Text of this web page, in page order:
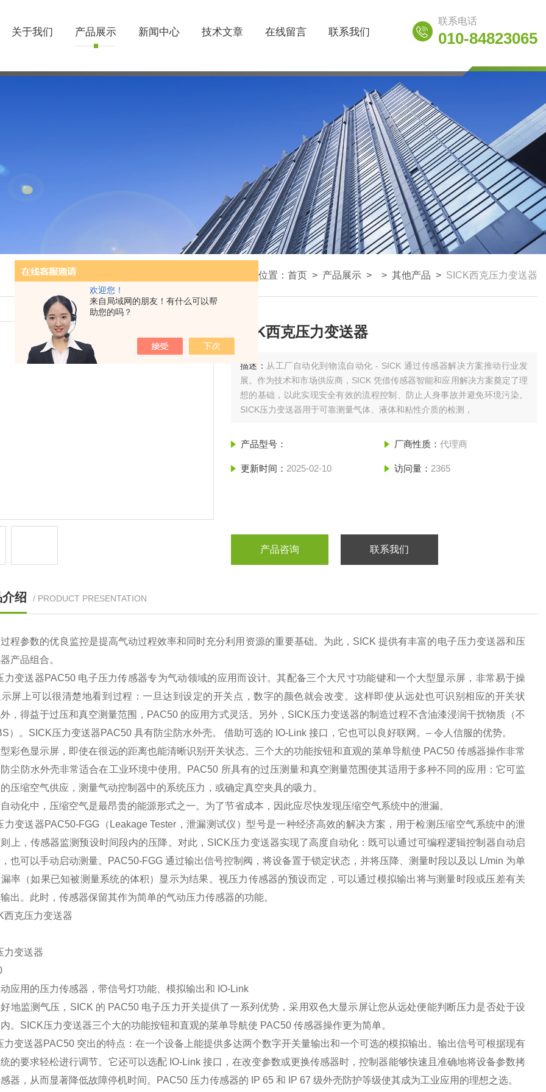
欢迎您！
来自局域网的朋友！有什么可以帮
助您的吗？
关于我们 产品展示 新闻中心 技术文章 在线留言 联系我们
联系电话
010-84823065
我的位置： 首页 > 产品展示 > > 其他产品 > SICK西克压力变送器
SICK西克压力变送器
描述： 从工厂自动化到物流自动化 - SICK 通过传感器解决方案推动行业发
展。作为技术和市场供应商，SICK 凭借传感器智能和应用解决方案奠定了理
想的基础，以此实现安全有效的流程控制、防止人身事故并避免环境污染。
SICK压力变送器用于可靠测量气体、液体和粘性介质的检测，
产品型号： 厂商性质： 代理商
更新时间： 2025-02-10 访问量： 2365
产品咨询 联系我们
绍 / PRODUCT PRESENTATION
程参数的优良监控是提高气动过程效率和同时充分利用资源的重要基础。为此，SICK 提供有丰富的电子压力变送器和压
产品组合。
力变送器PAC50 电子压力传感器专为气动领域的应用而设计。其配备三个大尺寸功能键和一个大型显示屏，非常易于操
屏上可以很清楚地看到过程：一旦达到设定的开关点，数字的颜色就会改变。这样即使从远处也可识别相应的开关状
，得益于过压和真空测量范围，PAC50 的应用方式灵活。另外，SICK压力变送器的制造过程不含油漆浸润干扰物质（不
）。SICK压力变送器PAC50 具有防尘防水外壳。 借助可选的 IO-Link 接口，它也可以良好联网。– 令人信服的优势。
彩色显示屏，即使在很远的距离也能清晰识别开关状态。三个大的功能按钮和直观的菜单导航使 PAC50 传感器操作非常
尘防水外壳非常适合在工业环境中使用。PAC50 所具有的过压测量和真空测量范围使其适用于多种不同的应用：它可监
压缩空气供应，测量气动控制器中的系统压力，或确定真空夹具的吸力。
动化中，压缩空气是最昂贵的能源形式之一。为了节省成本，因此应尽快发现压缩空气系统中的泄漏。
力变送器PAC50-FGG（Leakage Tester，泄漏测试仪）型号是一种经济高效的解决方案，用于检测压缩空气系统中的泄
上，传感器监测预设时间段内的压降。对此，SICK压力变送器实现了高度自动化：既可以通过可编程逻辑控制器自动启
也可以手动启动测量。PAC50-FGG 通过输出信号控制阀，将设备置于锁定状态，并将压降、测量时段以及以 L/min 为单
率（如果已知被测量系统的体积）显示为结果。视压力传感器的预设而定，可以通过模拟输出将与测量时段或压差有关
出。此时，传感器保留其作为简单的气动压力传感器的功能。
力变送器
应用的压力传感器，带信号灯功能、模拟输出和 IO-Link
地监测气压，SICK 的 PAC50 电子压力开关提供了一系列优势，采用双色大显示屏让您从远处便能判断压力是否处于设
。SICK压力变送器三个大的功能按钮和直观的菜单导航使 PAC50 传感器操作更为简单。
力变送器PAC50 突出的特点：在一个设备上能提供多达两个数字开关量输出和一个可选的模拟输出。输出信号可根据现有
的要求轻松进行调节。它还可以选配 IO-Link 接口，在改变参数或更换传感器时，控制器能够快速且准确地将设备参数拷
器，从而显著降低故障停机时间。PAC50 压力传感器的 IP 65 和 IP 67 级外壳防护等级使其成为工业应用的理想之选。